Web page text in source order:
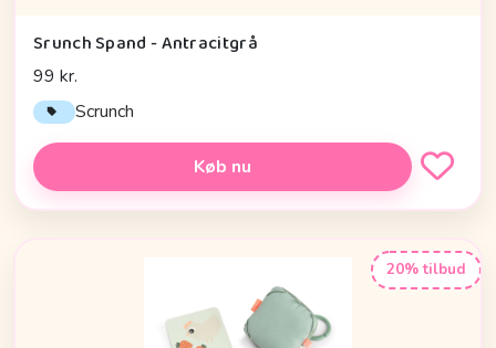
Srunch Spand - Antracitgrå
99 kr.
Scrunch
Køb nu
20% tilbud